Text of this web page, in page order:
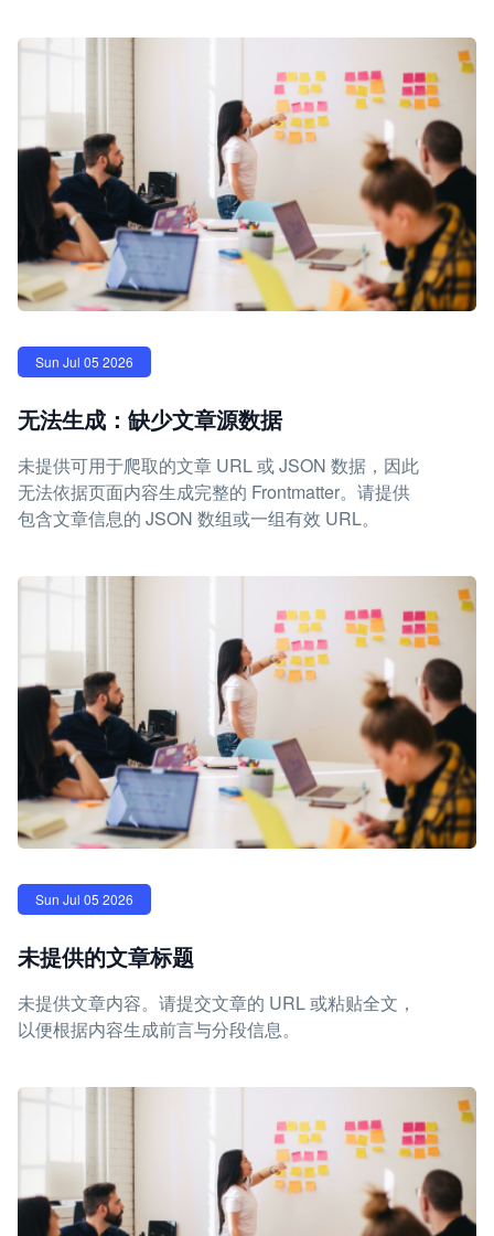
Sun Jul 05 2026
无法生成：缺少文章源数据
未提供可用于爬取的文章 URL 或 JSON 数据，因此
无法依据页面内容生成完整的 Frontmatter。请提供
包含文章信息的 JSON 数组或一组有效 URL。
Sun Jul 05 2026
未提供的文章标题
未提供文章内容。请提交文章的 URL 或粘贴全文，
以便根据内容生成前言与分段信息。